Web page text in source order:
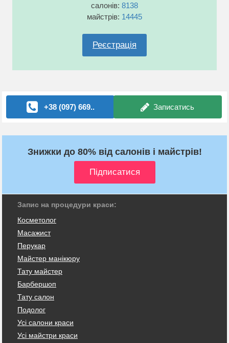
салонів: 8138
майстрів: 14445
Реєстрація
+38 (097) 669.. Записатись
Знижки до 80% від салонів і майстрів!
Запис на процедури краси:
Косметолог
Масажист
Перукар
Майстер манікюру
Тату майстер
Барбершоп
Тату салон
Подолог
Усі салони краси
Усі майстри краси